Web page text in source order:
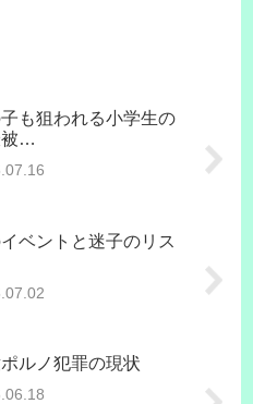
も狙われる小学生の
被…
ベントと迷子のリス
ポルノ犯罪の現状